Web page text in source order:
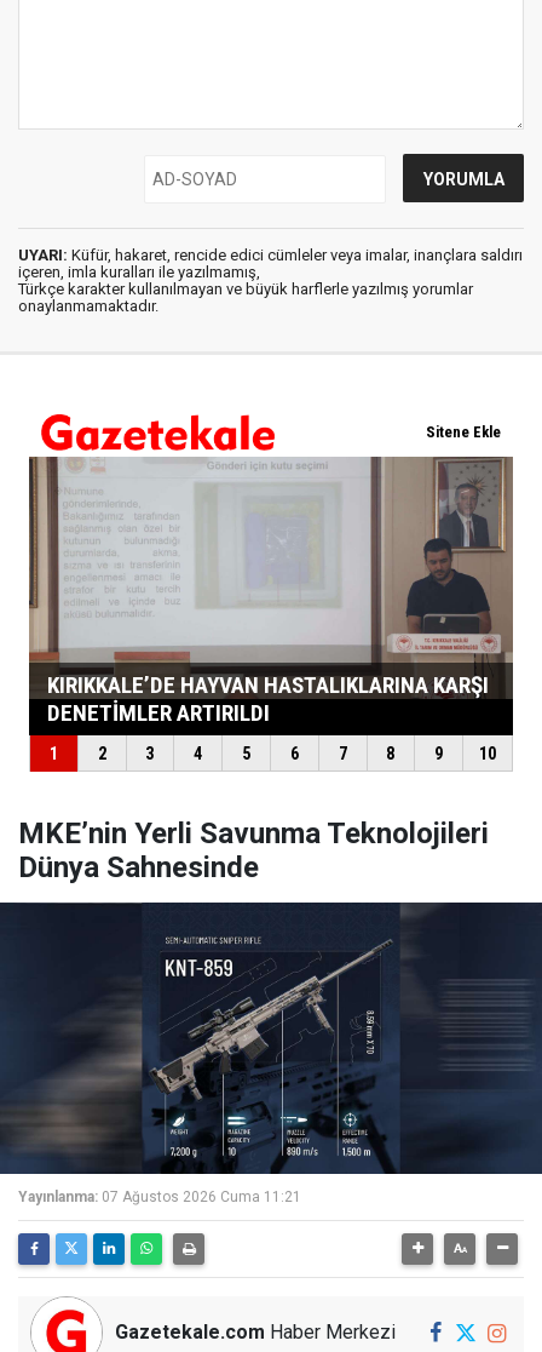
UYARI: Küfür, hakaret, rencide edici cümleler veya imalar, inançlara saldırı
içeren, imla kuralları ile yazılmamış,
Türkçe karakter kullanılmayan ve büyük harflerle yazılmış yorumlar
onaylanmamaktadır.
MKE’nin Yerli Savunma Teknolojileri
Dünya Sahnesinde
Yayınlanma: 07 Ağustos 2026 Cuma 11:21
Gazetekale.com Haber Merkezi